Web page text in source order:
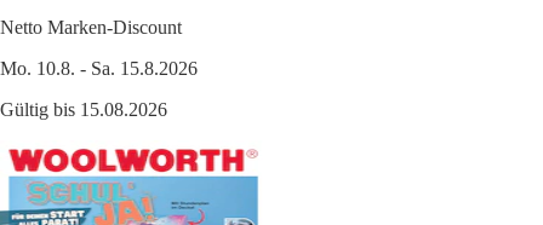
Netto Marken-Discount
Mo. 10.8. - Sa. 15.8.2026
Gültig bis 15.08.2026